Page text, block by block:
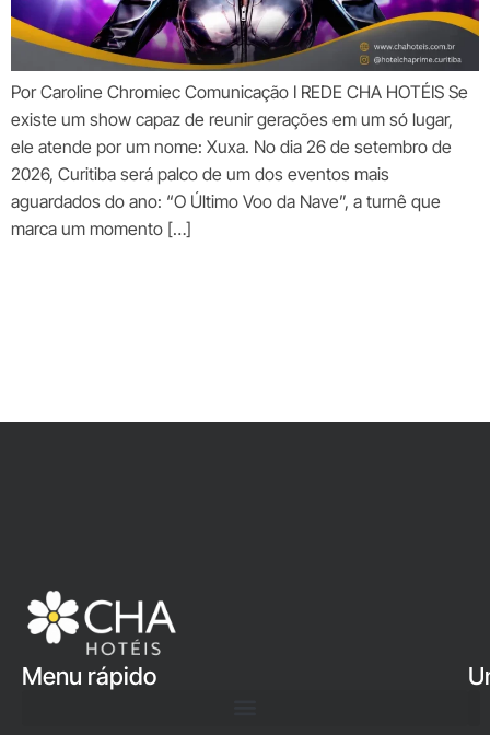
Por Caroline Chromiec Comunicação I REDE CHA HOTÉIS Se
existe um show capaz de reunir gerações em um só lugar,
ele atende por um nome: Xuxa. No dia 26 de setembro de
2026, Curitiba será palco de um dos eventos mais
aguardados do ano: “O Último Voo da Nave”, a turnê que
marca um momento […]
Menu rápido